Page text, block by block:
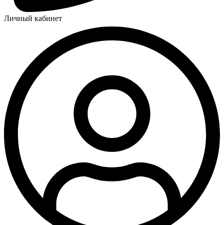
Личный кабинет